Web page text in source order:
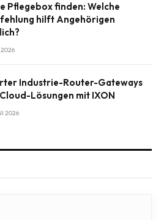
Pflegebox finden: Welche
hilft Angehörigen
Industrie-Router-Gateways
Lösungen mit IXON
2026